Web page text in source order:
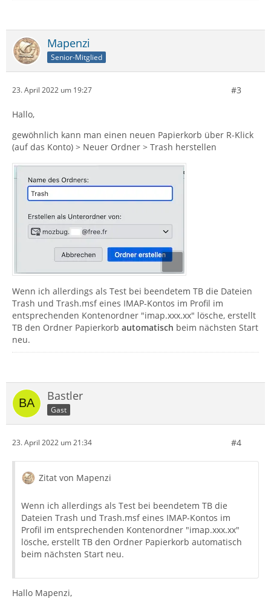
Mapenzi
Senior-Mitglied
23. April 2022 um 19:27 #3
Hallo,
gewöhnlich kann man einen neuen Papierkorb über R-Klick
(auf das Konto) > Neuer Ordner > Trash herstellen
Wenn ich allerdings als Test bei beendetem TB die Dateien
Trash und Trash.msf eines IMAP-Kontos im Profil im
entsprechenden Kontenordner "imap.xxx.xx" lösche, erstellt
TB den Ordner Papierkorb automatisch beim nächsten Start
neu.
Bastler
Gast
23. April 2022 um 21:34 #4
Zitat von Mapenzi
Wenn ich allerdings als Test bei beendetem TB die
Dateien Trash und Trash.msf eines IMAP-Kontos im
Profil im entsprechenden Kontenordner "imap.xxx.xx"
lösche, erstellt TB den Ordner Papierkorb automatisch
beim nächsten Start neu.
Hallo Mapenzi,